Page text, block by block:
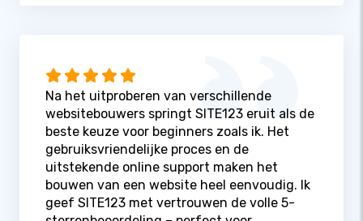
Na het uitproberen van verschillende
websitebouwers springt SITE123 eruit als de
beste keuze voor beginners zoals ik. Het
gebruiksvriendelijke proces en de
uitstekende online support maken het
bouwen van een website heel eenvoudig. Ik
geef SITE123 met vertrouwen de volle 5-